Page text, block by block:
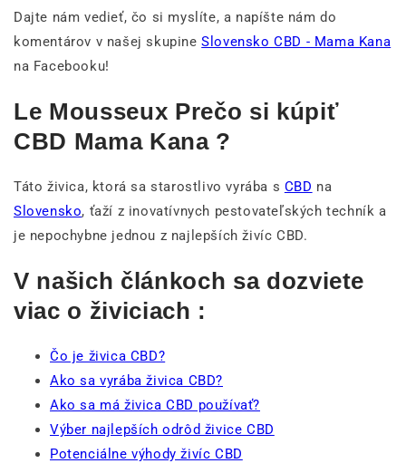
Dajte nám vedieť, čo si myslíte, a napíšte nám do
komentárov v našej skupineSlovensko CBD - Mama Kana
na Facebooku!
Le Mousseux Prečo si kúpiť
CBD Mama Kana ?
Táto živica, ktorá sa starostlivo vyrába s CBD na
Slovensko, ťaží z inovatívnych pestovateľských techník a
je nepochybne jednou z najlepších živíc CBD.
V našich článkoch sa dozviete
viac o živiciach :
Čo je živica CBD?
Ako sa vyrába živica CBD?
Ako sa má živica CBD používať?
Výber najlepších odrôd živice CBD
Potenciálne výhody živíc CBD